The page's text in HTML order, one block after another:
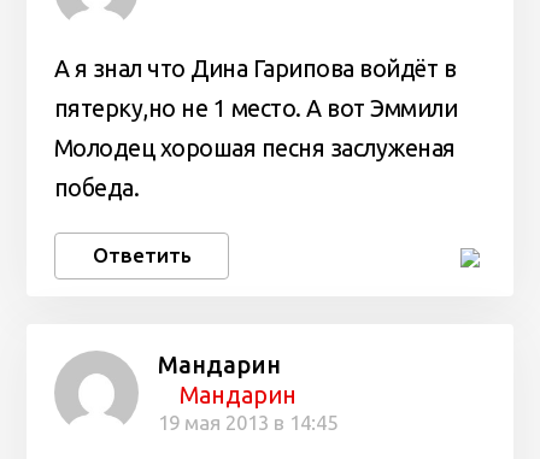
А я знал что Дина Гарипова войдёт в
пятерку,но не 1 место. А вот Эммили
Молодец хорошая песня заслуженая
победа.
Ответить
Мандарин
Мандарин
19 мая 2013 в 14:45